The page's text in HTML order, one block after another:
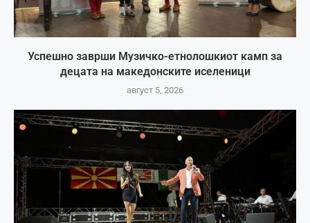
Успешно заврши Музичко-етнолошкиот камп за
децата на македонските иселеници
август 5, 2026